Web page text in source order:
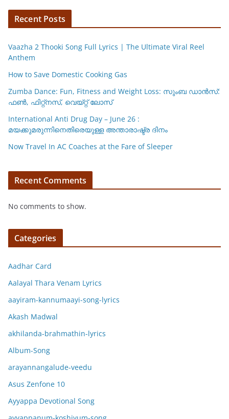
Recent Posts
Vaazha 2 Thooki Song Full Lyrics | The Ultimate Viral Reel
Anthem
How to Save Domestic Cooking Gas
Zumba Dance: Fun, Fitness and Weight Loss: സുംബ ഡാൻസ്:
ഫണ്‍, ഫിറ്റ്നസ്, വെയ്റ്റ് ലോസ്
International Anti Drug Day – June 26 :
മയക്കുമരുന്നിനെതിരെയുള്ള അന്താരാഷ്ട്ര ദിനം
Now Travel In AC Coaches at the Fare of Sleeper
Recent Comments
No comments to show.
Categories
Aadhar Card
Aalayal Thara Venam Lyrics
aayiram-kannumaayi-song-lyrics
Akash Madwal
akhilanda-brahmathin-lyrics
Album-Song
arayannangalude-veedu
Asus Zenfone 10
Ayyappa Devotional Song